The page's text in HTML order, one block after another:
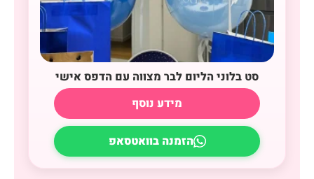
סט בלוני הליום לבר מצווה עם הדפס אישי
מידע נוסף
הזמנה בוואטסאפ